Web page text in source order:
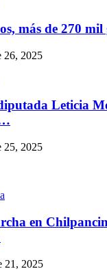
más de 270
26, 2025
Leticia
25, 2025
en
21, 2025